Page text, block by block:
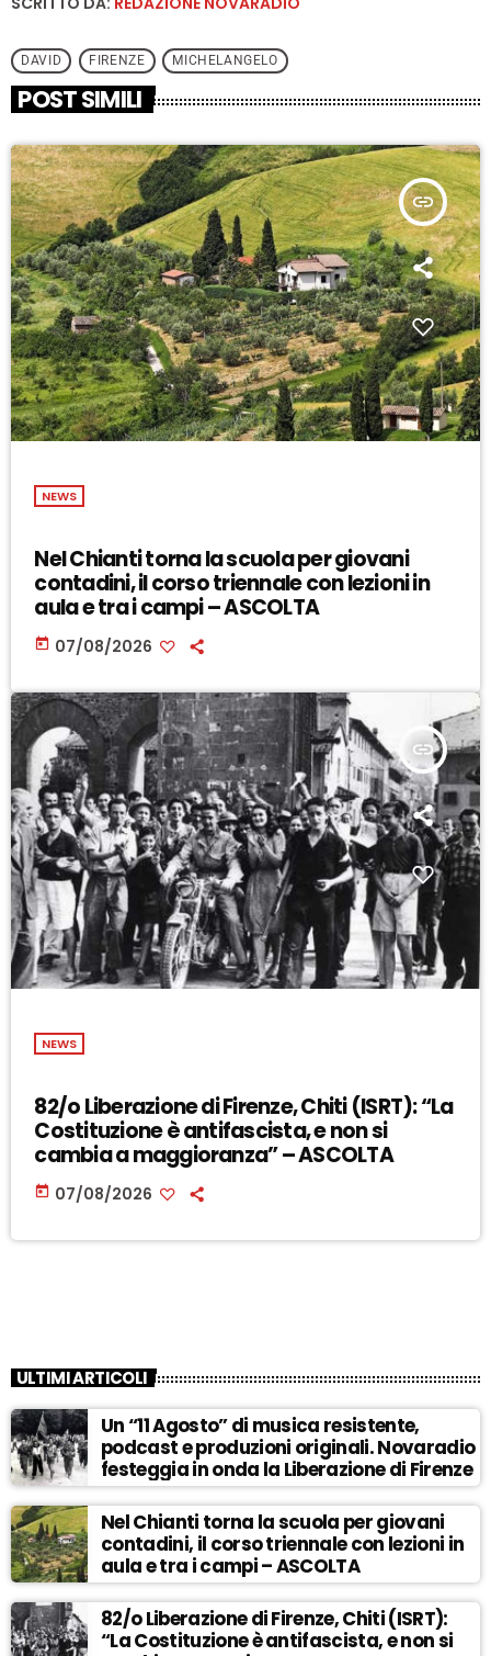
DAVID FIRENZE MICHELANGELO
POST SIMILI
insert_link
NEWS
Nel Chianti torna la scuola per giovani
contadini, il corso triennale con lezioni in
aula e tra i campi – ASCOLTA
today 07/08/2026
insert_link
NEWS
82/o Liberazione di Firenze, Chiti (ISRT): “La
Costituzione è antifascista, e non si
cambia a maggioranza” – ASCOLTA
today 07/08/2026
ULTIMI ARTICOLI
Un “11 Agosto” di musica resistente,
podcast e produzioni originali. Novaradio
festeggia in onda la Liberazione di Firenze
Nel Chianti torna la scuola per giovani
contadini, il corso triennale con lezioni in
aula e tra i campi – ASCOLTA
82/o Liberazione di Firenze, Chiti (ISRT):
“La Costituzione è antifascista, e non si